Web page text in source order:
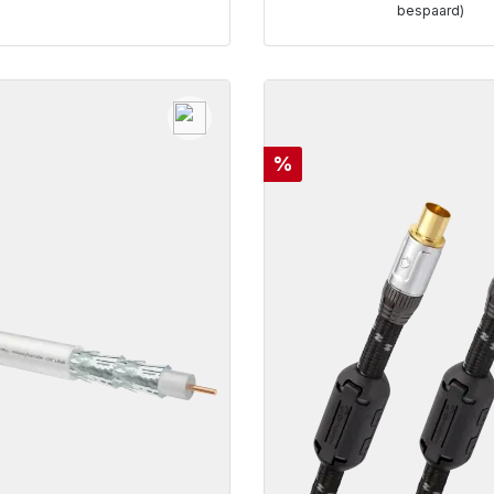
Details
bespaard)
Korting
%